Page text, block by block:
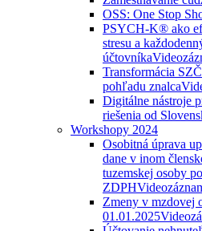
OSS: One Stop
PSYCH-K® ako
stresu a
účtovníka
Transformácia
pohľadu znalca
Digitálne nástroje
riešenia od
Workshopy 2024
Osobitná úprava
dane v inom
tuzemskej osoby
ZDPH
Zmeny v mzdovej
01.01.2025